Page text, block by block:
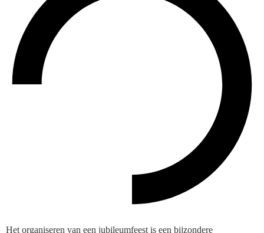
Het organiseren van een jubileumfeest is een bijzondere